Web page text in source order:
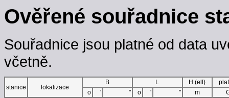
Ověřené souřadnice
Souřadnice jsou platné od data
včetně.
stanice lokalizace
B L H (ell)
o
' " o ' " m